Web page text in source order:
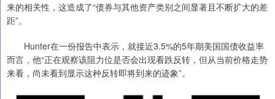
来的相关性，这造成了“债券与其他资产类别之间显著且不断扩大的差
距”。
Hunter在一份报告中表示，就接近3.5%的5年期美国国债收益率
而言，他“正在观察该阻力位是否会出现看跌反转，但从当前价格走势
来看，尚未看到显示这种反转即将到来的迹象”。